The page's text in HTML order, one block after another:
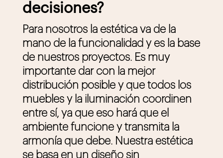
decisiones?
Para nosotros la estética va de la
mano de la funcionalidad y es la base
de nuestros proyectos. Es muy
importante dar con la mejor
distribución posible y que todos los
muebles y la iluminación coordinen
entre sí, ya que eso hará que el
ambiente funcione y transmita la
armonía que debe. Nuestra estética
se basa en un diseño sin